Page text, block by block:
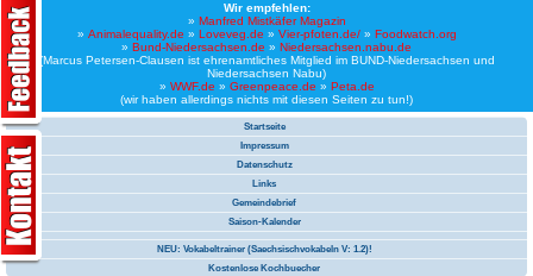
Wir empfehlen:
» Manfred Mistkäfer Magazin
» Animalequality.de » Loveveg.de » Vier-pfoten.de/» Foodwatch.org
» Bund-Niedersachsen.de » Niedersachsen.nabu.de
(Marcus Petersen-Clausen ist ehrenamtliches Mitglied im BUND-Niedersachsen und
Niedersachsen Nabu)
» WWF.de » Greenpeace.de » Peta.de
(wir haben allerdings nichts mit diesen Seiten zu tun!)
Startseite
Impressum
Datenschutz
Links
Gemeindebrief
Saison-Kalender
NEU: Vokabeltrainer (Saechsischvokabeln V: 1.2)!
Kostenlose Kochbuecher